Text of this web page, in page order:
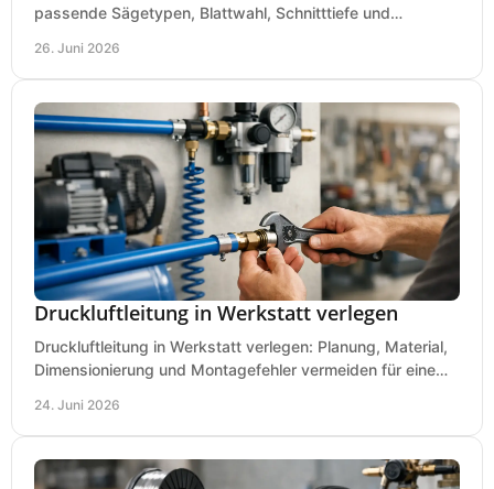
passende Sägetypen, Blattwahl, Schnitttiefe und
26. Juni 2026
Druckluftleitung in Werkstatt verlegen
Druckluftleitung in Werkstatt verlegen: Planung, Material,
Dimensionierung und Montagefehler vermeiden für eine
24. Juni 2026